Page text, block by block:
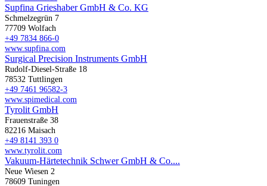
Supfina Grieshaber GmbH & Co. KG
Schmelzegrün 7
77709 Wolfach
+49 7834 866-0
www.supfina.com
Surgical Precision Instruments GmbH
Rudolf-Diesel-Straße 18
78532 Tuttlingen
+49 7461 96582-3
www.spimedical.com
Tyrolit GmbH
Frauenstraße 38
82216 Maisach
+49 8141 393 0
www.tyrolit.com
Vakuum-Härtetechnik Schwer GmbH & Co....
Neue Wiesen 2
78609 Tuningen